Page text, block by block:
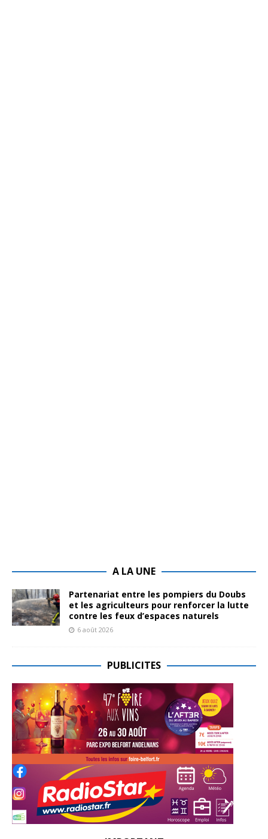
A LA UNE
Partenariat entre les pompiers du Doubs
et les agriculteurs pour renforcer la lutte
contre les feux d’espaces naturels
6 août 2026
PUBLICITES